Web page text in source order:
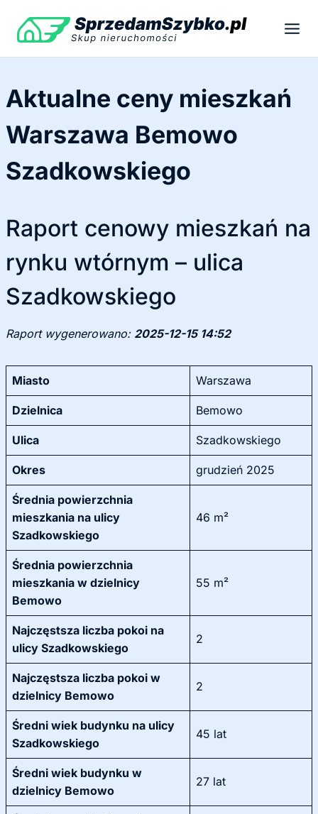
treści
Aktualne ceny mieszkań
Warszawa Bemowo
Szadkowskiego
Raport cenowy mieszkań na
rynku wtórnym – ulica
Szadkowskiego
Raport wygenerowano: 2025-12-15 14:52
Miasto Warszawa
Dzielnica Bemowo
Ulica Szadkowskiego
Okres grudzień 2025
Średnia powierzchnia
mieszkania na ulicy
Szadkowskiego
46 m²
Średnia powierzchnia
mieszkania w dzielnicy
Bemowo
55 m²
Najczęstsza liczba pokoi na
ulicy Szadkowskiego
2
Najczęstsza liczba pokoi w
dzielnicy Bemowo
2
Średni wiek budynku na ulicy
Szadkowskiego
45 lat
Średni wiek budynku w
dzielnicy Bemowo
27 lat